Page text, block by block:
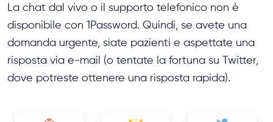
La chat dal vivo o il supporto telefonico non è
disponibile con 1Password. Quindi, se avete una
domanda urgente, siate pazienti e aspettate una
risposta via e-mail (o tentate la fortuna su Twitter,
dove potreste ottenere una risposta rapida).